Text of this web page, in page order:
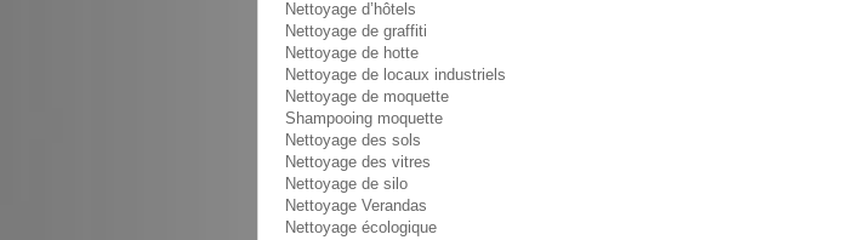
Nettoyage d’hôtels
Nettoyage de graffiti
Nettoyage de hotte
Nettoyage de locaux industriels
Nettoyage de moquette
Shampooing moquette
Nettoyage des sols
Nettoyage des vitres
Nettoyage de silo
Nettoyage Verandas
Nettoyage écologique